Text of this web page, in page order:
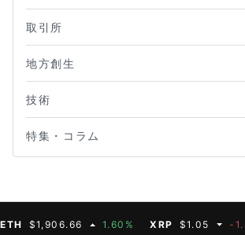
取引所
地方創生
技術
特集・コラム
$1,906.66 1.60% XRP $1.05 -1.40%